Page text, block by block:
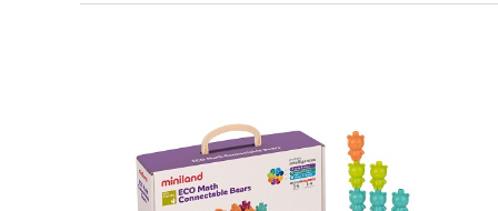
Manualidades
Material escolar
Videoconferencia
Videoproyección